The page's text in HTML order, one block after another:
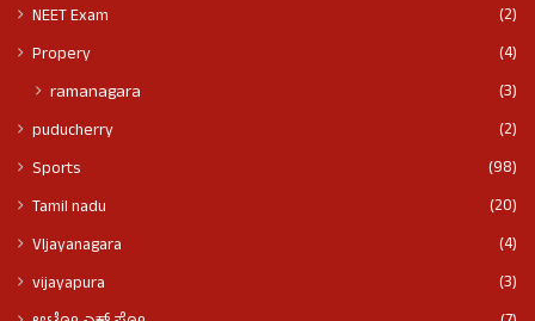
NEET Exam
(2)
Propery
(4)
ramanagara (3)
puducherry
(2)
Sports
(98)
Tamil nadu
(20)
VIjayanagara
(4)
vijayapura
(3)